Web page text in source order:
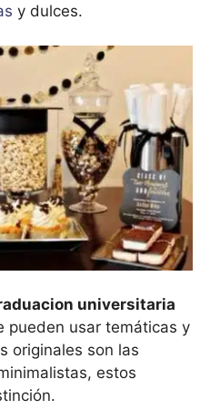
y dulces.
universitaria
pueden usar temáticas y
originales son las
estos